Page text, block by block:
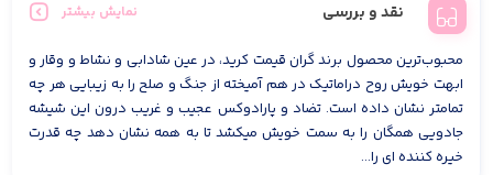
نقد و بررسی نمایش بیشتر
محبوب‌ترین محصول برند گران قیمت کرید، در عین شادابی و نشاط و وقار و
ابهت خویش روح دراماتیک در هم آمیخته از جنگ و صلح را به زیبایی هر چه
تمامتر نشان داده است. تضاد و پارادوکس عجیب و غریب درون این شیشه
جادویی همگان را به سمت خویش میکشد تا به همه نشان دهد چه قدرت
خیره کننده ای را...